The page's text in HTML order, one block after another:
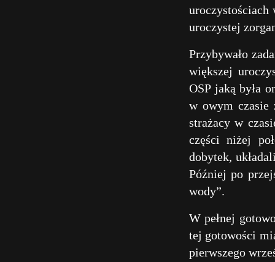
uroczystościach
uroczystej
Przybywało
większej
OSP jaką była
w owym czasie
strażacy w
części niżej
dobytek,
Później po
wody”.
W pełnej
tej gotowości
pierwszego